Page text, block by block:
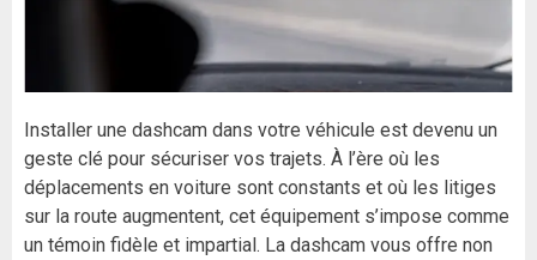
Installer une dashcam dans votre véhicule est devenu un
geste clé pour sécuriser vos trajets. À l’ère où les
déplacements en voiture sont constants et où les litiges
sur la route augmentent, cet équipement s’impose comme
un témoin fidèle et impartial. La dashcam vous offre non